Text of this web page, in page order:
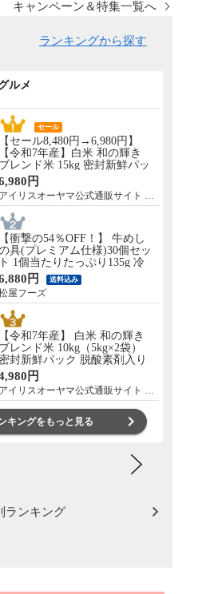
キャンペーン＆特集一覧へ
ランキングから探す
ルメ
セール
【セール8,480円→6,980円】
【令和7年産】白米 和の輝き
ブレンド米 15kg 密封新鮮パッ
ク 脱酸素剤入り 米 お米 低温
製法米 アイリスオーヤマ [食
品]
円
アイリスオーヤマ公式通販サイト アイリスプラザ
【衝撃の54％OFF！】 牛めし
具(プレミアム仕様)30個セッ
ト 1個当たりたっぷり135g 冷
凍食品 松屋牛丼 当店のイチオ
シ 非常食
円 送料込み
屋フーズ
【令和7年産】 白米 和の輝き
ブレンド米 10kg（5kg×2袋）
密封新鮮パック 脱酸素剤入り
米 お米 低温製法米 アイリスオ
ーヤマ [食品]
円
アイリスオーヤマ公式通販サイト アイリスプラザ
キングをもっと見る
ランキング